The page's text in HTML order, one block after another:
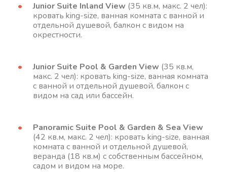
Junior Suite Inland View (35 кв.м, макс. 2 чел):
кровать king-size, ванная комната с ванной и
отдельной душевой, балкон с видом на
окрестности.
Junior Suite Pool & Garden View (35 кв.м,
макс. 2 чел): кровать king-size, ванная комната
с ванной и отдельной душевой, балкон с
видом на сад или бассейн.
Panoramic Suite Pool & Garden & Sea View
(42 кв.м, макс. 2 чел): кровать king-size, ванная
комната с ванной и отдельной душевой,
веранда (18 кв.м) с собственным бассейном,
садом и видом на море.